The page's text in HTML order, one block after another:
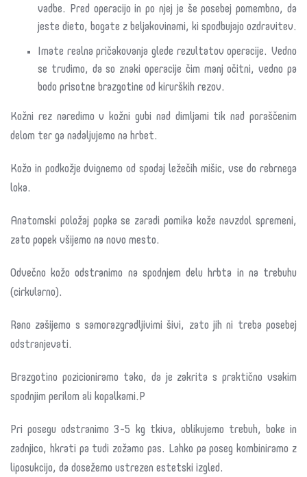
vadbe. Pred operacijo in po njej je še posebej pomembno, da
jeste dieto, bogate z beljakovinami, ki spodbujajo ozdravitev.
Imate realna pričakovanja glede rezultatov operacije. Vedno
se trudimo, da so znaki operacije čim manj očitni, vedno pa
bodo prisotne brazgotine od kirurških rezov.
Kožni rez naredimo v kožni gubi nad dimljami tik nad poraščenim
delom ter ga nadaljujemo na hrbet.
Kožo in podkožje dvignemo od spodaj ležečih mišic, vse do rebrnega
loka.
Anatomski položaj popka se zaradi pomika kože navzdol spremeni,
zato popek všijemo na novo mesto.
Odvečno kožo odstranimo na spodnjem delu hrbta in na trebuhu
(cirkularno).
Rano zašijemo s samorazgradljivimi šivi, zato jih ni treba posebej
odstranjevati.
Brazgotino pozicioniramo tako, da je zakrita s praktično vsakim
spodnjim perilom ali kopalkami.P
Pri posegu odstranimo 3-5 kg tkiva, oblikujemo trebuh, boke in
zadnjico, hkrati pa tudi zožamo pas. Lahko pa poseg kombiniramo z
liposukcijo, da dosežemo ustrezen estetski izgled.